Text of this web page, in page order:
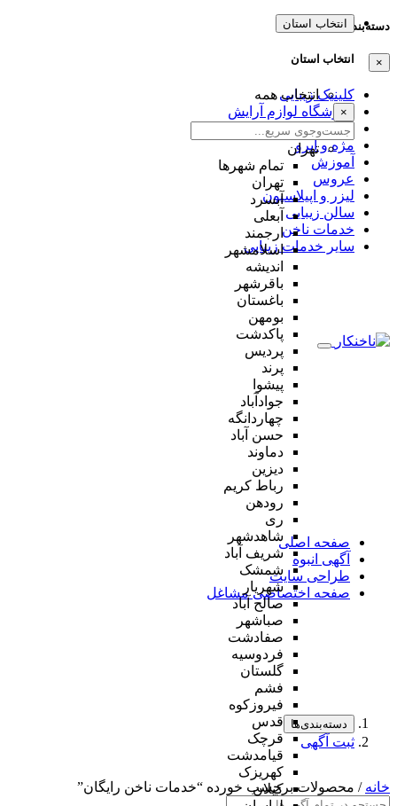
دسته‌بندی‌ها
×
کلینیک زیبایی
فروشگاه لوازم آرایش
میکاپ و شنیون
مژه و ابرو
آموزش
عروس
لیزر و اپیلاسیون
سالن زیبایی
خدمات ناخن
سایر خدمات زیبایی
انتخاب استان
انتخاب استان
انتخاب همه
×
تهران
تمام شهر‌ها
تهران
آبسرد
آبعلی
ارجمند
اسلامشهر
اندیشه
باقرشهر
باغستان
بومهن
پاکدشت
پردیس
پرند
پیشوا
جوادآباد
چهاردانگه
حسن آباد
دماوند
دیزین
رباط کریم
رودهن
ری
شاهدشهر
شریف آباد
شمشک
شهریار
صالح آباد
صباشهر
صفادشت
فردوسیه
گلستان
فشم
فیروزکوه
قدس
قرچک
قیامدشت
کهریزک
کیلان
صفحه اصلی
آگهی انبوه
طراحی سایت
صفحه اختصاصی مشاغل
دسته‌بندی‌ها
ثبت آگهی
خانه / محصولات برچسب خورده “خدمات ناخن رایگان”